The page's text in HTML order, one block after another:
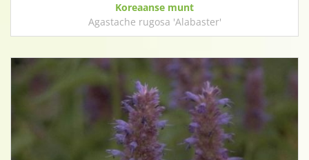
Koreaanse munt
Agastache rugosa 'Alabaster'